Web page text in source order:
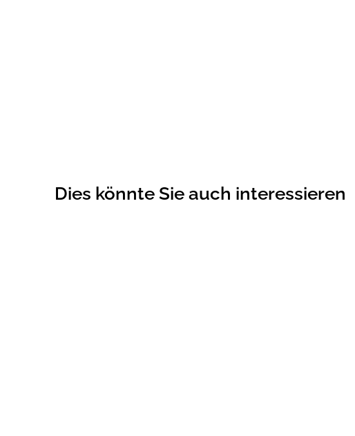
Dies könnte Sie auch interessieren